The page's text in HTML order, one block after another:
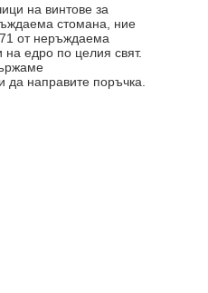
на винтове за
стомана, ние
от неръждаема
едро по целия свят.
направите поръчка.